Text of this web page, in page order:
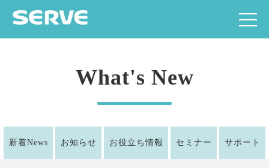
What's New
新着News お知らせ お役立ち情報 セミナー サポート